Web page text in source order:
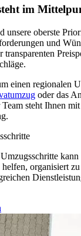
im
unsere oberste
und
transparenten
einen regionalen
oder das
steht Ihnen
kann
organisiert